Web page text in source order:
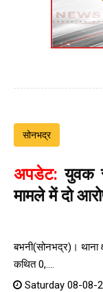
सोनभद्र
अपडेट: युवक
मामले में दो
बभनी(सोनभद्र)।
कथित 0,....
Saturday 08-08-